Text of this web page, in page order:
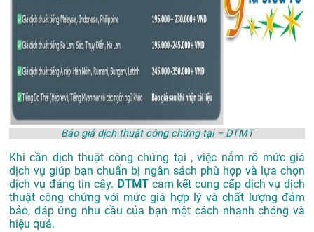
Báo giá dịch thuật công chứng tại – DTMT
Khi cần dịch thuật công chứng tại , việc nắm rõ mức giá
dịch vụ giúp bạn chuẩn bị ngân sách phù hợp và lựa chọn
dịch vụ đáng tin cậy. DTMT cam kết cung cấp dịch vụ dịch
thuật công chứng với mức giá hợp lý và chất lượng đảm
bảo, đáp ứng nhu cầu của bạn một cách nhanh chóng và
hiệu quả.